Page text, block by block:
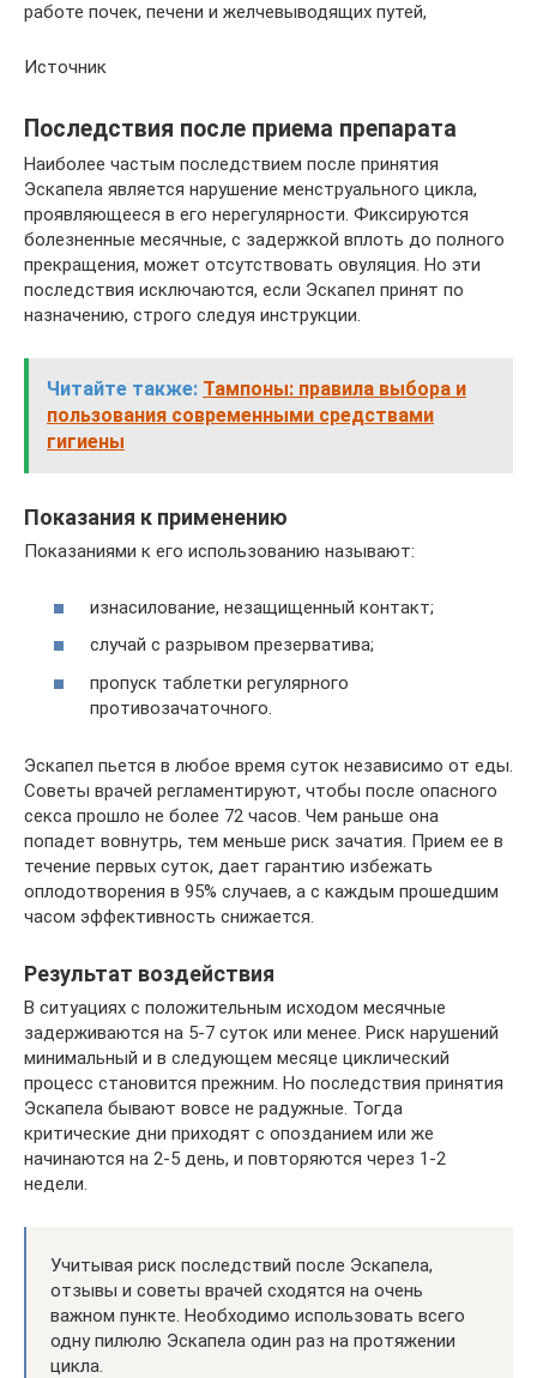
работе почек, печени и желчевыводящих путей,
Источник
Последствия после приема препарата
Наиболее частым последствием после принятия
Эскапела является нарушение менструального цикла,
проявляющееся в его нерегулярности. Фиксируются
болезненные месячные, с задержкой вплоть до полного
прекращения, может отсутствовать овуляция. Но эти
последствия исключаются, если Эскапел принят по
назначению, строго следуя инструкции.
Читайте также: Тампоны: правила выбора и
пользования современными средствами
гигиены
Показания к применению
Показаниями к его использованию называют:
изнасилование, незащищенный контакт;
случай с разрывом презерватива;
пропуск таблетки регулярного
противозачаточного.
Эскапел пьется в любое время суток независимо от еды.
Советы врачей регламентируют, чтобы после опасного
секса прошло не более 72 часов. Чем раньше она
попадет вовнутрь, тем меньше риск зачатия. Прием ее в
течение первых суток, дает гарантию избежать
оплодотворения в 95% случаев, а с каждым прошедшим
часом эффективность снижается.
Результат воздействия
В ситуациях с положительным исходом месячные
задерживаются на 5-7 суток или менее. Риск нарушений
минимальный и в следующем месяце циклический
процесс становится прежним. Но последствия принятия
Эскапела бывают вовсе не радужные. Тогда
критические дни приходят с опозданием или же
начинаются на 2-5 день, и повторяются через 1-2
недели.
Учитывая риск последствий после Эскапела,
отзывы и советы врачей сходятся на очень
важном пункте. Необходимо использовать всего
одну пилюлю Эскапела один раз на протяжении
цикла.